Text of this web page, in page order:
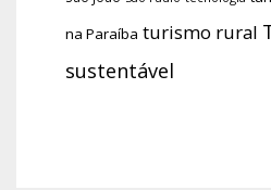
na Paraíba turismo rural
sustentável